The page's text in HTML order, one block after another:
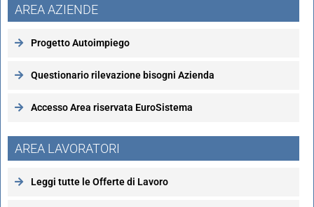
AREA AZIENDE
Progetto Autoimpiego
Questionario rilevazione bisogni Azienda
Accesso Area riservata EuroSistema
AREA LAVORATORI
Leggi tutte le Offerte di Lavoro